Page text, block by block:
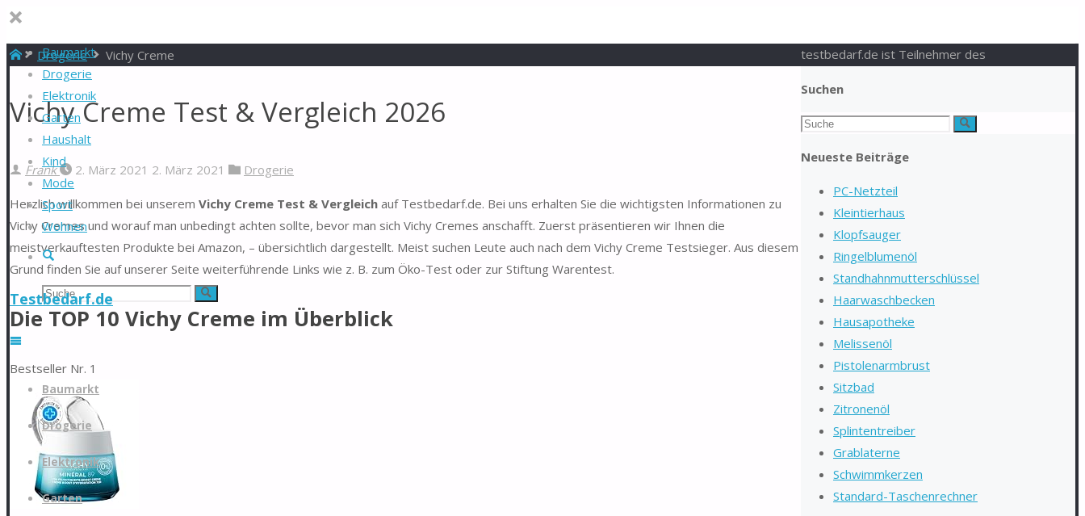
Baumarkt
Drogerie
Elektronik
Garten
Haushalt
Kind
Mode
Sport
Wohnen
Suche
Suchen
nach:
Suche
Testbedarf.de
Inhalt
springen
Baumarkt
Drogerie
Elektronik
Garten
StartDrogerie Vichy Creme
Vichy Creme Test & Vergleich 2026
Frank 2. März 2021 2. März 2021 Drogerie
Herzlich willkommen bei unserem Vichy Creme Test & Vergleich auf Testbedarf.de. Bei uns erhalten Sie die wichtigsten Informationen zu
Vichy Cremes und worauf man unbedingt achten sollte, bevor man sich Vichy Cremes anschafft. Zuerst präsentieren wir Ihnen die
meistverkauftesten Produkte bei Amazon, – übersichtlich dargestellt. Meist suchen Leute auch nach dem Vichy Creme Testsieger. Aus diesem
Grund finden Sie auf unserer Seite weiterführende Links wie z. B. zum Öko-Test oder zur Stiftung Warentest.
Die TOP 10 Vichy Creme im Überblick
Bestseller Nr. 1
Suchen
Suchen
Suche
Neueste Beiträge
PC-Netzteil
Kleintierhaus
Klopfsauger
Ringelblumenöl
Standhahnmutterschlüssel
Haarwaschbecken
Hausapotheke
Melissenöl
Pistolenarmbrust
Sitzbad
Zitronenöl
Splintentreiber
Grablaterne
Schwimmkerzen
Standard-Taschenrechner
testbedarf.de ist Teilnehmer des